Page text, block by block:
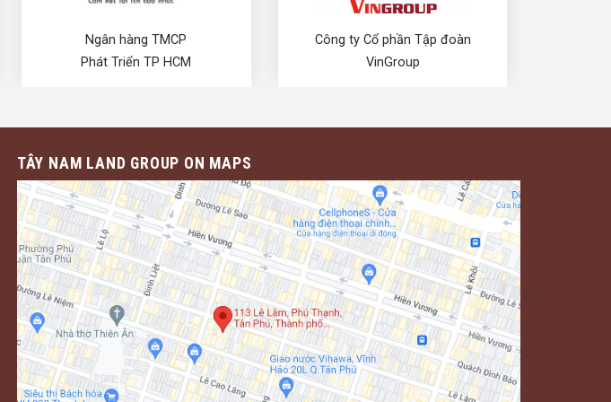
Ngân hàng TMCP
Phát Triển TP HCM
Công ty Cổ phần Tập đoàn
VinGroup
TÂY NAM LAND GROUP ON MAPS